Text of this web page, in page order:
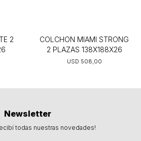
2
COLCHON MIAMI STRONG
2 PLAZAS 138X188X26
USD 508,00
Newsletter
todas nuestras novedades!